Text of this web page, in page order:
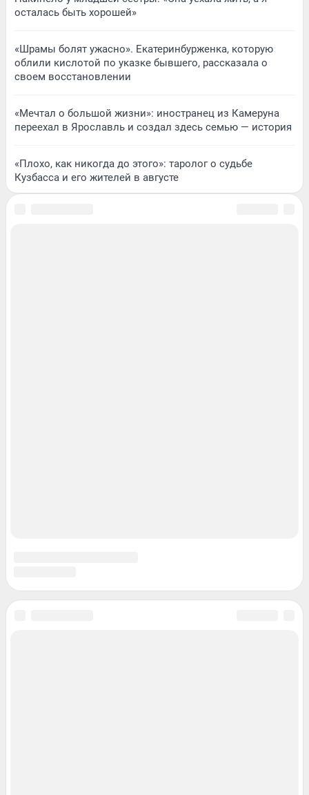
осталась быть хорошей»
«Шрамы болят ужасно». Екатеринбурженка, которую
облили кислотой по указке бывшего, рассказала о
своем восстановлении
«Мечтал о большой жизни»: иностранец из Камеруна
переехал в Ярославль и создал здесь семью — история
«Плохо, как никогда до этого»: таролог о судьбе
Кузбасса и его жителей в августе